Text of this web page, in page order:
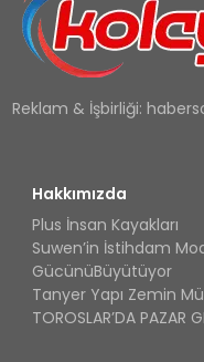
Reklam & İşbirliği:
Hakkımızda
Plus İnsan Kayakları
Suwen’in İstihdam
GücünüBüyütüyor
Tanyer Yapı Zemin
TOROSLAR’DA PAZAR